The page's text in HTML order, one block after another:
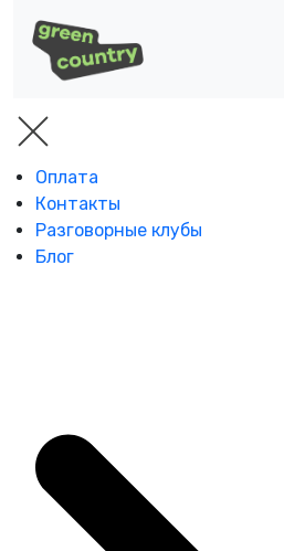
Оплата
Контакты
Разговорные клубы
Блог